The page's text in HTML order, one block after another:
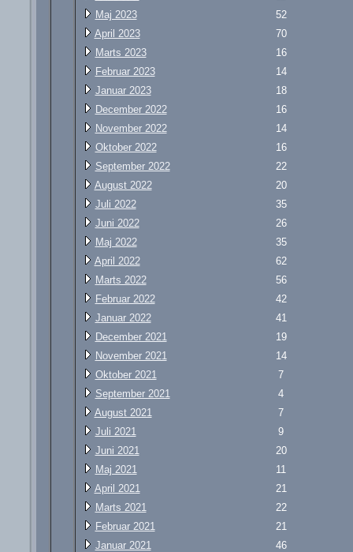
Maj 2023
52
April 2023
70
Marts 2023
16
Februar 2023
14
Januar 2023
18
December 2022
16
November 2022
14
Oktober 2022
16
September 2022
22
August 2022
20
Juli 2022
35
Juni 2022
26
Maj 2022
35
April 2022
62
Marts 2022
56
Februar 2022
42
Januar 2022
41
December 2021
19
November 2021
14
Oktober 2021
7
September 2021
4
August 2021
7
Juli 2021
9
Juni 2021
20
Maj 2021
11
April 2021
21
Marts 2021
22
Februar 2021
21
Januar 2021
46